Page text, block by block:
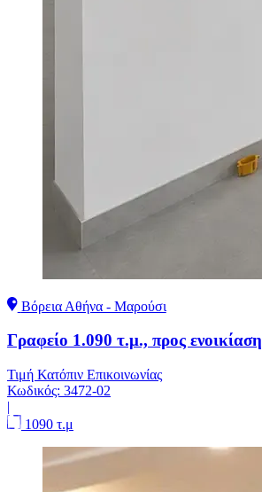
Βόρεια Αθήνα - Μαρούσι
Γραφείο 1.090 τ.μ., προς ενοικίαση
Τιμή Κατόπιν Επικοινωνίας
Κωδικός: 3472-02
|
1090 τ.μ